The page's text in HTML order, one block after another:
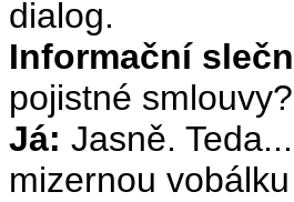
dialog.
Informační
pojistné smlouvy?
Já: Jasně.
mizernou